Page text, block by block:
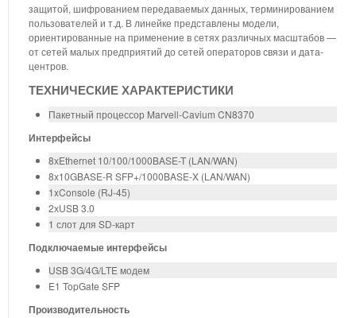
защитой, шифрованием передаваемых данных, терминированием
пользователей и т.д. В линейке представлены модели,
ориентированные на применение в сетях различных масштабов —
от сетей малых предприятий до сетей операторов связи и дата-
центров.
ТЕХНИЧЕСКИЕ ХАРАКТЕРИСТИКИ
Пакетный процессор Marvell-Cavium CN8370
Интерфейсы
8хEthernet 10/100/1000BASE-T (LAN/WAN)
8х10GBASE-R SFP+/1000BASE-X (LAN/WAN)
1xConsole (RJ-45)
2хUSB 3.0
1 слот для SD-карт
Подключаемые интерфейсы
USB 3G/4G/LTE модем
E1 TopGate SFP
Производительность